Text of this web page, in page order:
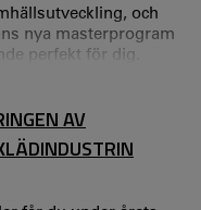
och
nya masterprogram
perfekt för dig.
AV